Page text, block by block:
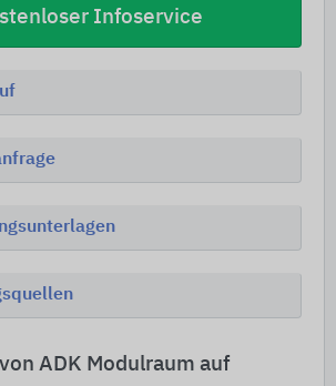
Infoservice
ADK Modulraum auf